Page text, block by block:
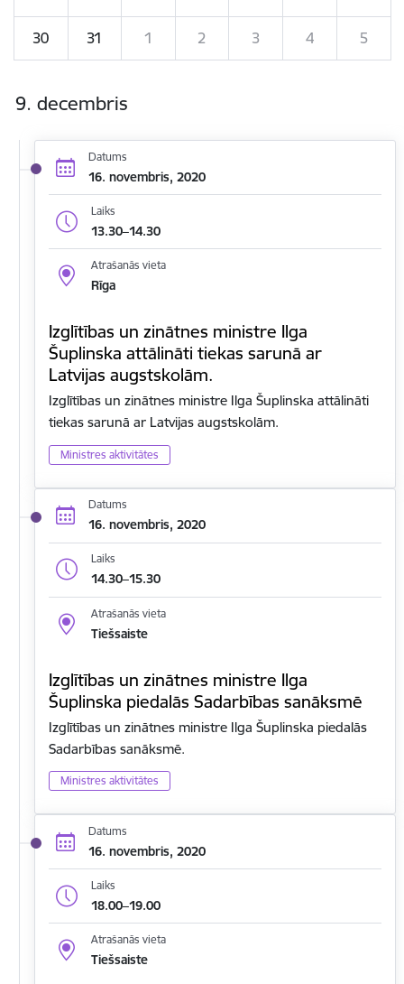
30 31 1 2 3 4 5
9. decembris
Datums
16. novembris, 2020
Laiks
13.30–14.30
Atrašanās vieta
Rīga
Izglītības un zinātnes ministre Ilga
Šuplinska attālināti tiekas sarunā ar
Latvijas augstskolām.
Izglītības un zinātnes ministre Ilga Šuplinska attālināti
tiekas sarunā ar Latvijas augstskolām.
Ministres aktivitātes
Datums
16. novembris, 2020
Laiks
14.30–15.30
Atrašanās vieta
Tiešsaiste
Izglītības un zinātnes ministre Ilga
Šuplinska piedalās Sadarbības sanāksmē
Izglītības un zinātnes ministre Ilga Šuplinska piedalās
Sadarbības sanāksmē.
Ministres aktivitātes
Datums
16. novembris, 2020
Laiks
18.00–19.00
Atrašanās vieta
Tiešsaiste